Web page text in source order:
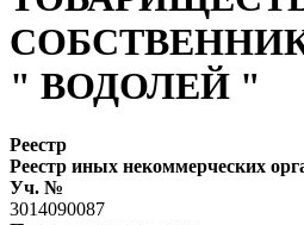
" ВОДОЛЕЙ "
Реестр
Реестр иных некоммерческих
Уч. №
3014090087